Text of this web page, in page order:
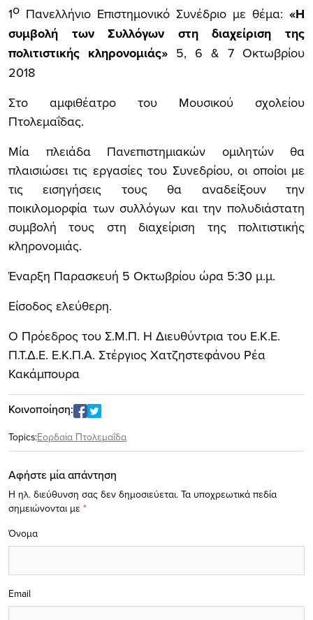
1ο Πανελλήνιο Επιστημονικό Συνέδριο με θέμα: «Η
συμβολή των Συλλόγων στη διαχείριση της
πολιτιστικής κληρονομιάς» 5, 6 & 7 Οκτωβρίου
2018
Στο αμφιθέατρο του Μουσικού σχολείου
Πτολεμαΐδας.
Μία πλειάδα Πανεπιστημιακών ομιλητών θα
πλαισιώσει τις εργασίες του Συνεδρίου, οι οποίοι με
τις εισηγήσεις τους θα αναδείξουν την
ποικιλομορφία των συλλόγων και την πολυδιάστατη
συμβολή τους στη διαχείριση της πολιτιστικής
κληρονομιάς.
Έναρξη Παρασκευή 5 Οκτωβρίου ώρα 5:30 μ.μ.
Είσοδος ελεύθερη.
Ο Πρόεδρος του Σ.Μ.Π. Η Διευθύντρια του Ε.Κ.Ε.
Π.Τ.Δ.Ε. Ε.Κ.Π.Α. Στέργιος Χατζηστεφάνου Ρέα
Κακάμπουρα
Κοινοποίηση:
Topics:Εορδαία Πτολεμαΐδα
Αφήστε μία απάντηση
Η ηλ. διεύθυνση σας δεν δημοσιεύεται. Τα υποχρεωτικά πεδία
σημειώνονται με *
Όνομα
Email